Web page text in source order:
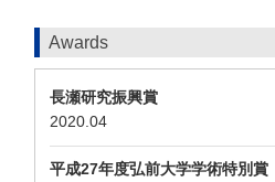
Awards
長瀬研究振興賞
2020.04
平成27年度弘前大学学術特別